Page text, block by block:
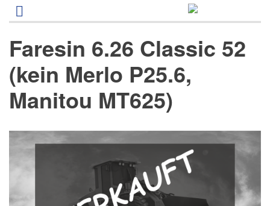
Direkt
zum
Faresin 6.26 Classic 52
(kein Merlo P25.6,
Manitou MT625)